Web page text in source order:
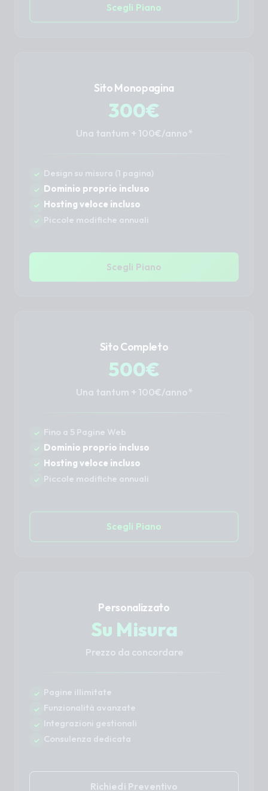
Scegli Piano
Sito Monopagina
300€
Una tantum + 100€/anno*
Design su misura (1 pagina)
Dominio proprio incluso
Hosting veloce incluso
Piccole modifiche annuali
Scegli Piano
Sito Completo
500€
Una tantum + 100€/anno*
Fino a 5 Pagine Web
Dominio proprio incluso
Hosting veloce incluso
Piccole modifiche annuali
Scegli Piano
Personalizzato
Su Misura
Prezzo da concordare
Pagine illimitate
Funzionalità avanzate
Integrazioni gestionali
Consulenza dedicata
Richiedi Preventivo